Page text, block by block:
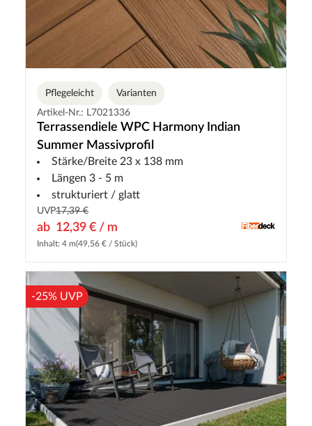
Pflegeleicht
Varianten
Artikel-Nr.: L7021336
Terrassendiele WPC Harmony Indian
Summer Massivprofil
Stärke/Breite 23 x 138 mm
Längen 3 - 5 m
strukturiert / glatt
UVP17,39 €
ab 12,39 € / m
Inhalt: 4 m(49,56 € / Stück)
-25% UVP